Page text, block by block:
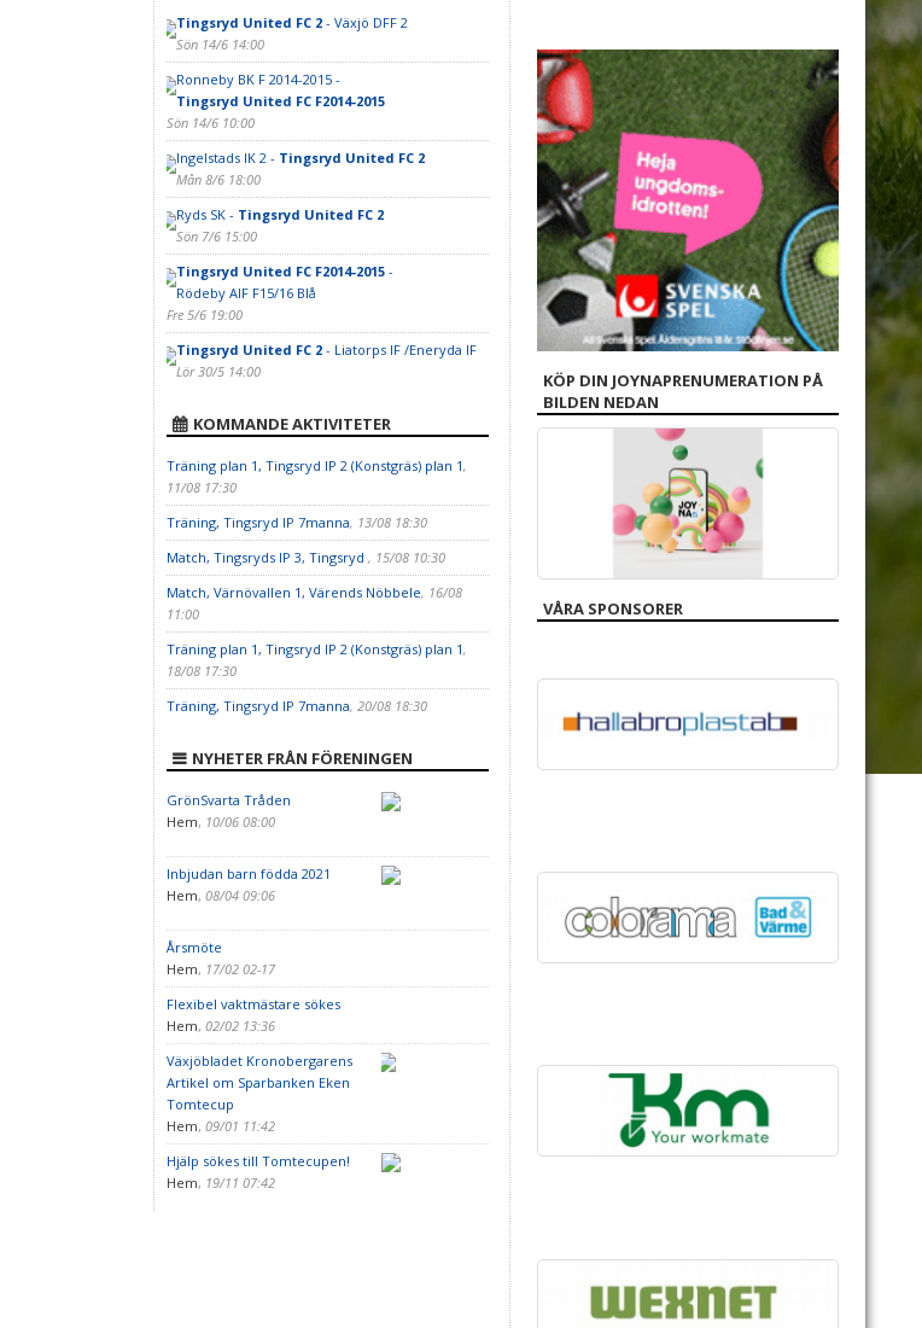
Tingsryd United FC 2- Växjö DFF 2
Sön 14/6 14:00
Ronneby BK F 2014-2015 -
Tingsryd United FC F2014-2015
Sön 14/6 10:00
Ingelstads IK 2 - Tingsryd United FC 2
Mån 8/6 18:00
Ryds SK - Tingsryd United FC 2
Sön 7/6 15:00
Tingsryd United FC F2014-2015-
Rödeby AIF F15/16 Blå
Fre 5/6 19:00
Tingsryd United FC 2- Liatorps IF /Eneryda IF
Lör 30/5 14:00
KOMMANDE AKTIVITETER
Träning plan 1, Tingsryd IP 2 (Konstgräs) plan 1,
11/08 17:30
Träning, Tingsryd IP 7manna, 13/08 18:30
Match, Tingsryds IP 3, Tingsryd , 15/08 10:30
Match, Värnövallen 1, Värends Nöbbele, 16/08
11:00
Träning plan 1, Tingsryd IP 2 (Konstgräs) plan 1,
18/08 17:30
Träning, Tingsryd IP 7manna, 20/08 18:30
NYHETER FRÅN FÖRENINGEN
GrönSvarta Tråden
Hem, 10/06 08:00
Inbjudan barn födda 2021
Hem, 08/04 09:06
Årsmöte
Hem, 17/02 02-17
Flexibel vaktmästare sökes
Hem, 02/02 13:36
Växjöbladet Kronobergarens
Artikel om Sparbanken Eken
Tomtecup
Hem, 09/01 11:42
Hjälp sökes till Tomtecupen!
Hem, 19/11 07:42
KÖP DIN JOYNAPRENUMERATION PÅ
BILDEN NEDAN
VÅRA SPONSORER